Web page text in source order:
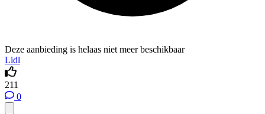
Deze aanbieding is helaas niet meer beschikbaar
Lidl
211
0